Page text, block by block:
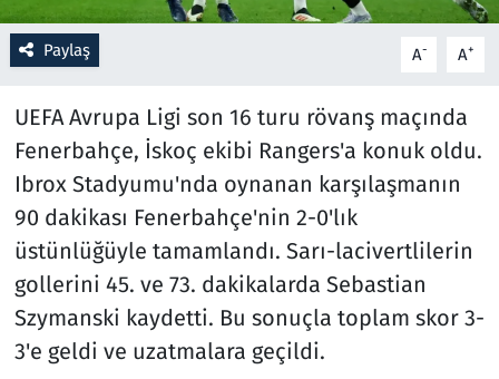
Paylaş A- A+
UEFA Avrupa Ligi son 16 turu rövanş maçında
Fenerbahçe, İskoç ekibi Rangers'a konuk oldu.
Ibrox Stadyumu'nda oynanan karşılaşmanın
90 dakikası Fenerbahçe'nin 2-0'lık
üstünlüğüyle tamamlandı. Sarı-lacivertlilerin
gollerini 45. ve 73. dakikalarda Sebastian
Szymanski kaydetti. Bu sonuçla toplam skor 3-
3'e geldi ve uzatmalara geçildi.
Savunma Sanayi
Seçim 2023
Spor
Teknoloji ve Bilim
Televizyon